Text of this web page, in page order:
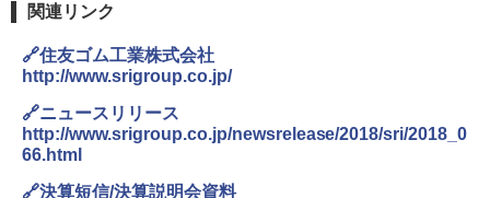
関連リンク
🔗住友ゴム工業株式会社
http://www.srigroup.co.jp/
🔗ニュースリリース
http://www.srigroup.co.jp/newsrelease/2018/sri/2018_0
66.html
🔗決算短信/決算説明会資料